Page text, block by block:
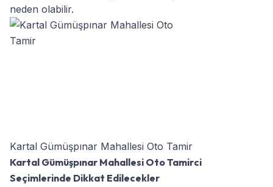
neden olabilir.
Kartal Gümüşpınar Mahallesi Oto Tamir
Kartal Gümüşpınar Mahallesi Oto Tamirci
Seçimlerinde Dikkat Edilecekler